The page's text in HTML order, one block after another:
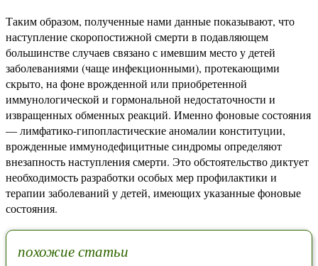
Таким образом, полученные нами данные показывают, что
наступление скоропостижной смерти в подавляющем
большинстве случаев связано с имевшим место у детей
заболеваниями (чаще инфекционными), протекающими
скрыто, на фоне врожденной или приобретенной
иммунологической и гормональной недостаточности и
извращенных обменных реакций. Именно фоновые состояния
— лимфатико-гипопластические аномалии конституции,
врожденные иммунодефицитные синдромы определяют
внезапность наступления смерти. Это обстоятельство диктует
необходимость разработки особых мер профилактики и
терапии заболеваний у детей, имеющих указанные фоновые
состояния.
похожие статьи